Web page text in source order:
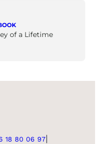
of a Lifetime
18 80 06 97